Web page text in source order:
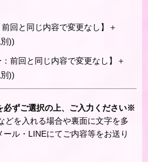
回と同じ内容で変更なし】＋
))
前回と同じ内容で変更なし】＋
))
ずご選択の上、ご入力ください※
どを入れる場合や裏面に文字を多
ル・LINEにてご内容等をお送り